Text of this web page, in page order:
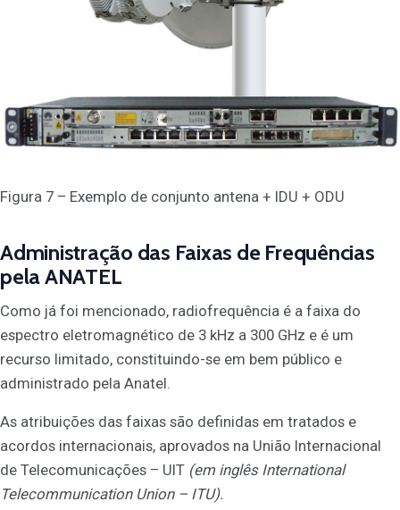
Figura 7 – Exemplo de conjunto antena + IDU + ODU
Administração das Faixas de Frequências
pela ANATEL
Como já foi mencionado, radiofrequência é a faixa do
espectro eletromagnético de 3 kHz a 300 GHz e é um
recurso limitado, constituindo-se em bem público e
administrado pela Anatel.
As atribuições das faixas são definidas em tratados e
acordos internacionais, aprovados na União Internacional
de Telecomunicações – UIT (em inglês International
Telecommunication Union – ITU).